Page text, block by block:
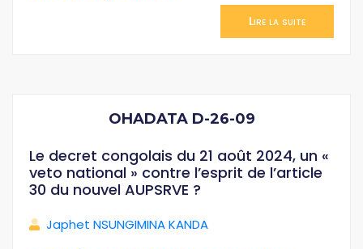
Lire la suite
OHADATA D-26-09
Le decret congolais du 21 août 2024, un «
veto national » contre l’esprit de l’article
30 du nouvel AUPSRVE ?
Japhet NSUNGIMINA KANDA